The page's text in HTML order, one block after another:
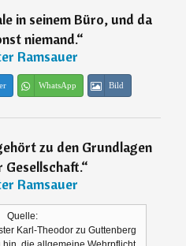
in seinem Büro, und da
niemand.“
Ramsauer
WhatsApp Bild
zu den Grundlagen
Gesellschaft.“
Ramsauer
Quelle:
Karl-Theodor zu Guttenberg